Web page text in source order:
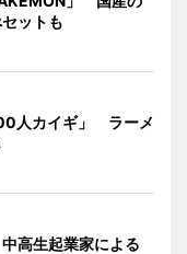
ットも
人カイギ」 ラーメ
高生起業家による